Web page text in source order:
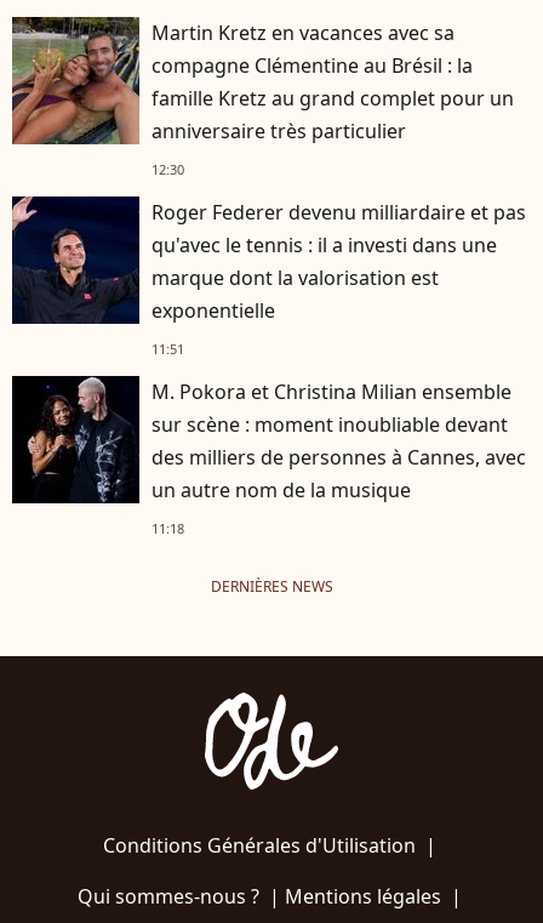
Martin Kretz en vacances avec sa
compagne Clémentine au Brésil : la
famille Kretz au grand complet pour un
anniversaire très particulier
12:30
Roger Federer devenu milliardaire et pas
qu'avec le tennis : il a investi dans une
marque dont la valorisation est
exponentielle
11:51
M. Pokora et Christina Milian ensemble
sur scène : moment inoubliable devant
des milliers de personnes à Cannes, avec
un autre nom de la musique
11:18
DERNIÈRES NEWS
Conditions Générales d'Utilisation |
Qui sommes-nous ?| Mentions légales |